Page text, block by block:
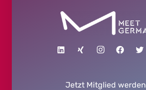
Jetzt Mitglied werden